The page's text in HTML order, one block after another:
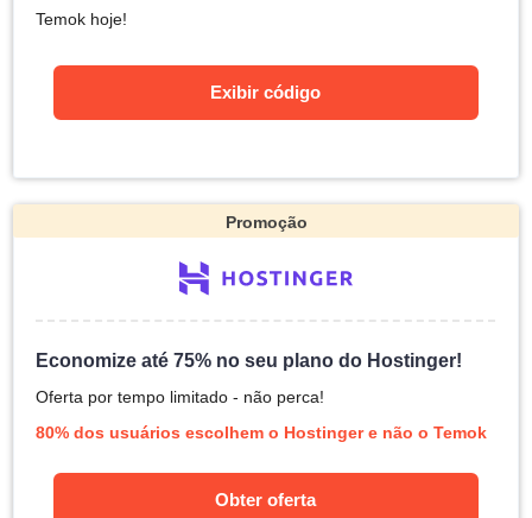
Temok hoje!
Exibir código
Promoção
Economize até 75% no seu plano do Hostinger!
Oferta por tempo limitado - não perca!
80% dos usuários escolhem o Hostinger e não o Temok
Obter oferta